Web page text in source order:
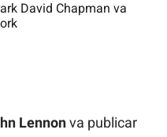
David Chapman va
Lennonva publicar